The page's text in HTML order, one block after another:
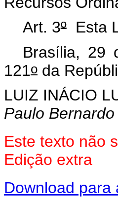
Art. 3ºEsta
Brasília, 29
121o da
LUIZ INÁCIO
Paulo
Este texto não
Edição extra
Download para